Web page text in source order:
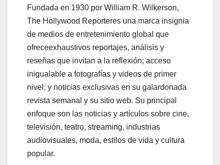
Fundada en 1930 por William R. Wilkerson,
The Hollywood Reporteres una marca insignia
de medios de entretenimiento global que
ofreceexhaustivos reportajes, análisis y
reseñas que invitan a la reflexión; acceso
inigualable a fotografías y videos de primer
nivel; y noticias exclusivas en su galardonada
revista semanal y su sitio web. Su principal
enfoque son las noticias y artículos sobre cine,
televisión, teatro, streaming, industrias
audiovisuales, moda, estilos de vida y cultura
popular.